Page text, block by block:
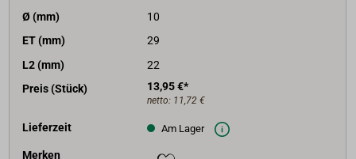
Ø (mm)
10
ET (mm)
29
L2 (mm)
22
Preis (Stück)
13,95 €*
netto: 11,72 €
Lieferzeit Am Lager
Merken